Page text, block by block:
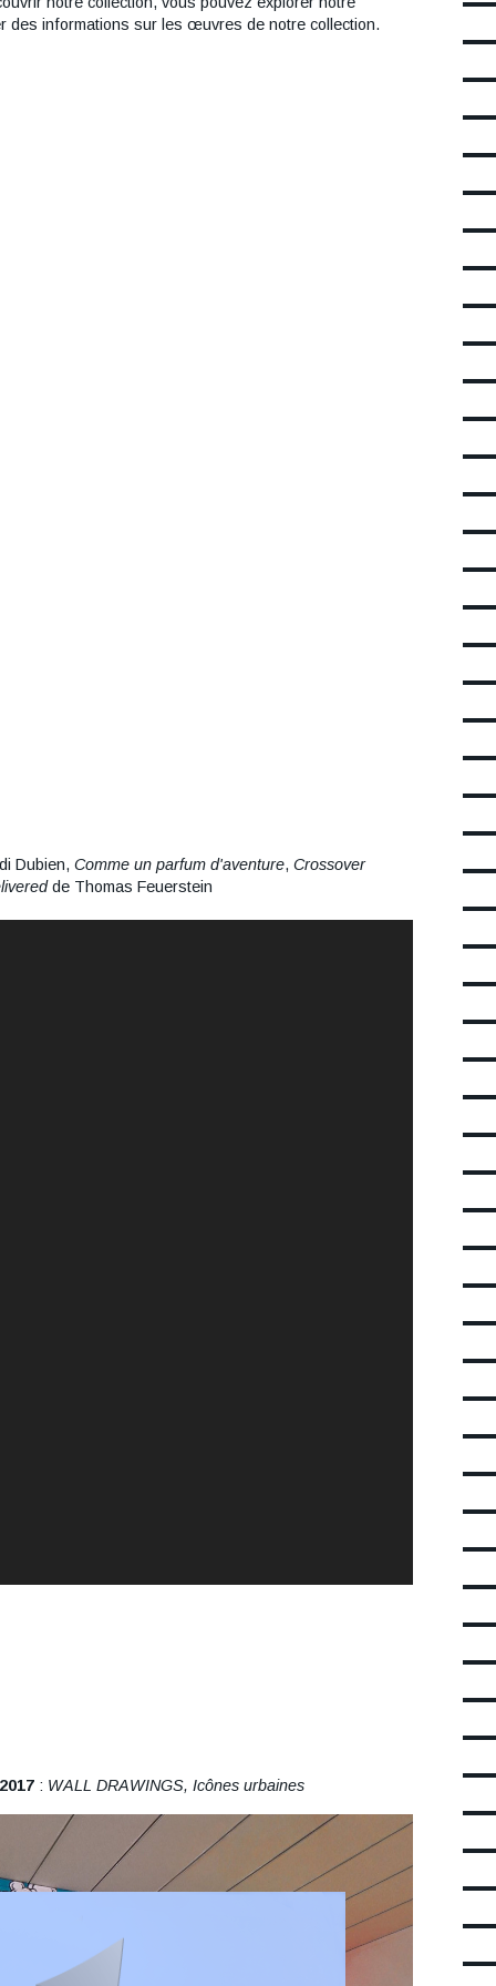
des informations sur les œuvres de notre collection.
Dubien, Comme un parfum d'aventure, Crossover
de Thomas Feuerstein
: WALL DRAWINGS, Icônes urbaines